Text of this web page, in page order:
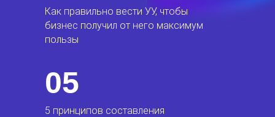
Как правильно вести УУ, чтобы
бизнес получил от него максимум
пользы
5 принципов составления
05